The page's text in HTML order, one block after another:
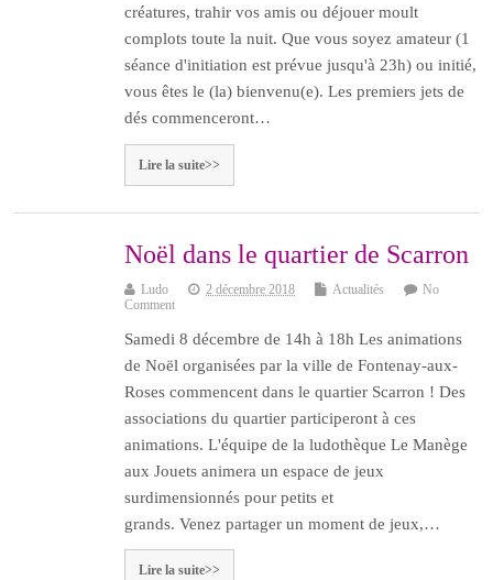
créatures, trahir vos amis ou déjouer moult
complots toute la nuit. Que vous soyez amateur (1
séance d'initiation est prévue jusqu'à 23h) ou initié,
vous êtes le (la) bienvenu(e). Les premiers jets de
dés commenceront…
Lire la suite>>
Noël dans le quartier de Scarron
Ludo 2 décembre 2018 Actualités
No
Comment
Samedi 8 décembre de 14h à 18h Les animations
de Noël organisées par la ville de Fontenay-aux-
Roses commencent dans le quartier Scarron ! Des
associations du quartier participeront à ces
animations. L'équipe de la ludothèque Le Manège
aux Jouets animera un espace de jeux
surdimensionnés pour petits et
grands. Venez partager un moment de jeux,…
Lire la suite>>